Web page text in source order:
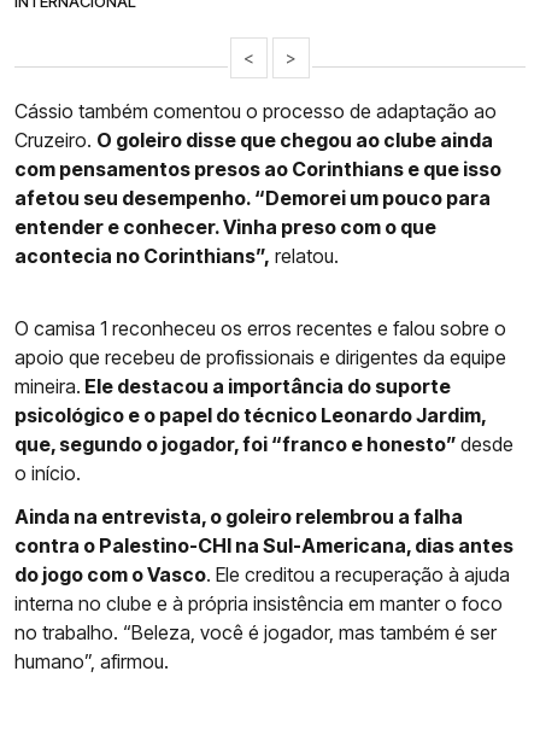
< >
Cássio também comentou o processo de adaptação ao
Cruzeiro. O goleiro disse que chegou ao clube ainda
com pensamentos presos ao Corinthians e que isso
afetou seu desempenho. “Demorei um pouco para
entender e conhecer. Vinha preso com o que
acontecia no Corinthians”, relatou.
O camisa 1 reconheceu os erros recentes e falou sobre o
apoio que recebeu de profissionais e dirigentes da equipe
mineira. Ele destacou a importância do suporte
psicológico e o papel do técnico Leonardo Jardim,
que, segundo o jogador, foi “franco e honesto” desde
o início.
Ainda na entrevista, o goleiro relembrou a falha
contra o Palestino-CHI na Sul-Americana, dias antes
do jogo com o Vasco. Ele creditou a recuperação à ajuda
interna no clube e à própria insistência em manter o foco
no trabalho. “Beleza, você é jogador, mas também é ser
humano”, afirmou.